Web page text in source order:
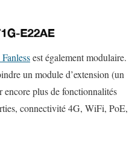
est également modulaire.
un module d’extension (un
encore plus de fonctionnalités
connectivité 4G, WiFi, PoE,